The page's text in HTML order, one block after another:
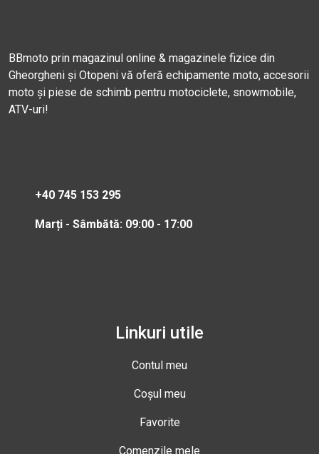
BBmoto prin magazinul online & magazinele fizice din
Gheorgheni și Otopeni vă oferă echipamente moto, accesorii
moto și piese de schimb pentru motociclete, snowmobile,
ATV-uri!
+40 745 153 295
Marți - Sâmbătă: 09:00 - 17:00
Linkuri utile
Contul meu
Coșul meu
Favorite
Comenzile mele